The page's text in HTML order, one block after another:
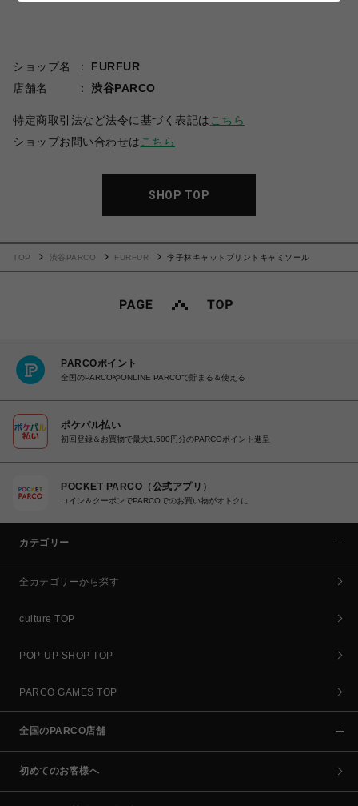
ショップ名
FURFUR
店舗名
渋谷PARCO
特定商取引法など法令に基づく表記は こちら
ショップお問い合わせは こちら
SHOP TOP
TOP 渋谷PARCO FURFUR 李子林キャットプリントキャミソール
PARCOポイント
全国のPARCOやONLINE PARCOで貯まる＆使える
ポケパル払い
初回登録＆お買物で最大1,500円分のPARCOポイント進呈
POCKET PARCO（公式アプリ）
コイン＆クーポンでPARCOでのお買い物がオトクに
カテゴリー
全カテゴリーから探す
culture TOP
POP-UP SHOP TOP
PARCO GAMES TOP
全国のPARCO店舗
初めてのお客様へ